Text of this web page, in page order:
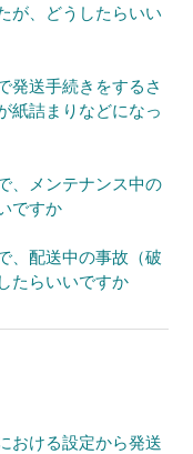
が、どうしたらいい
発送手続きをするさ
紙詰まりなどになっ
、メンテナンス中の
ですか
、配送中の事故（破
たらいいですか
おける設定から発送